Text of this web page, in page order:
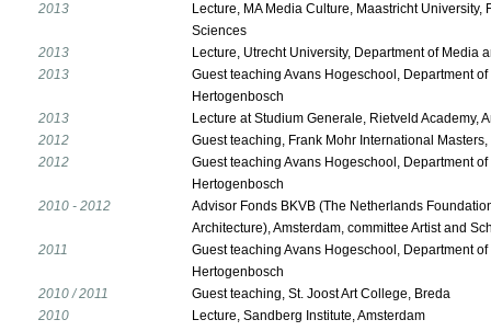
2013
Lecture, MA Media Culture, Maastricht University,
Sciences
2013
Lecture, Utrecht University, Department of Media
2013
Guest teaching Avans Hogeschool, Department
Hertogenbosch
2013
Lecture at Studium Generale, Rietveld Academy,
2012
Guest teaching, Frank Mohr International
2012
Guest teaching Avans Hogeschool, Department
Hertogenbosch
2010 - 2012
Advisor Fonds BKVB (The Netherlands
Architecture), Amsterdam, committee Artist and
2011
Guest teaching Avans Hogeschool, Department
Hertogenbosch
2010 / 2011
Guest teaching, St. Joost Art College, Breda
2010
Lecture, Sandberg Institute, Amsterdam